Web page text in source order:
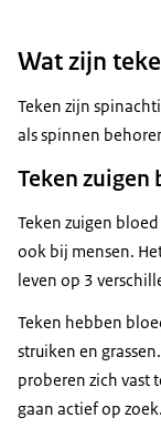
Wat zijn
Teken zijn
als spinnen
Teken zuigen
Teken zuigen
ook bij mensen.
leven op 3
Teken hebben
struiken en
proberen zich vast
gaan actief op